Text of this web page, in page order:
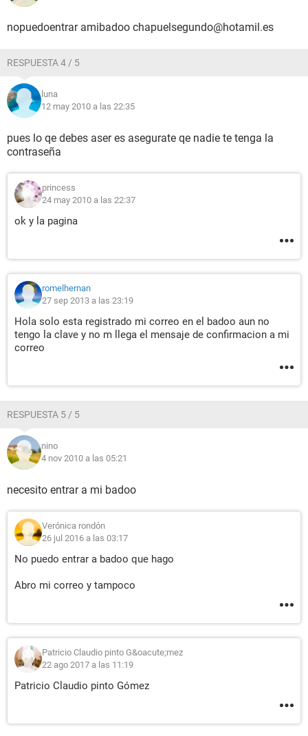
nopuedoentrar amibadoo chapuelsegundo@hotamil.es
RESPUESTA 4 / 5
luna
12 may 2010 a las 22:35
pues lo qe debes aser es asegurate qe nadie te tenga la
contraseña
princess
24 may 2010 a las 22:37
ok y la pagina
romelhernan
27 sep 2013 a las 23:19
Hola solo esta registrado mi correo en el badoo aun no
tengo la clave y no m llega el mensaje de confirmacion a mi
correo
RESPUESTA 5 / 5
nino
4 nov 2010 a las 05:21
necesito entrar a mi badoo
Verónica rondón
26 jul 2016 a las 03:17
No puedo entrar a badoo que hago
Abro mi correo y tampoco
Patricio Claudio pinto G&oacute;mez
22 ago 2017 a las 11:19
Patricio Claudio pinto Gómez